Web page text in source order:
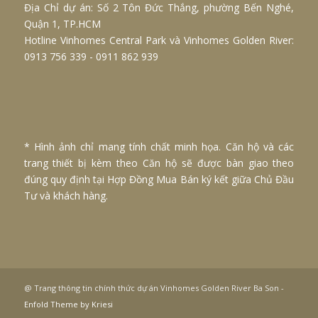
Địa Chỉ dự án: Số 2 Tôn Đức Thắng, phường Bến Nghé,
Quận 1, TP.HCM
Hotline Vinhomes Central ParkvàVinhomes Golden River:
0913 756 339 - 0911 862 939
* Hình ảnh chỉ mang tính chất minh họa. Căn hộ và các
trang thiết bị kèm theo Căn hộ sẽ được bàn giao theo
đúng quy định tại Hợp Đồng Mua Bán ký kết giữa Chủ Đầu
Tư và khách hàng.
@ Trang thông tin chính thức dự án Vinhomes Golden River Ba Son -
Enfold Theme by Kriesi